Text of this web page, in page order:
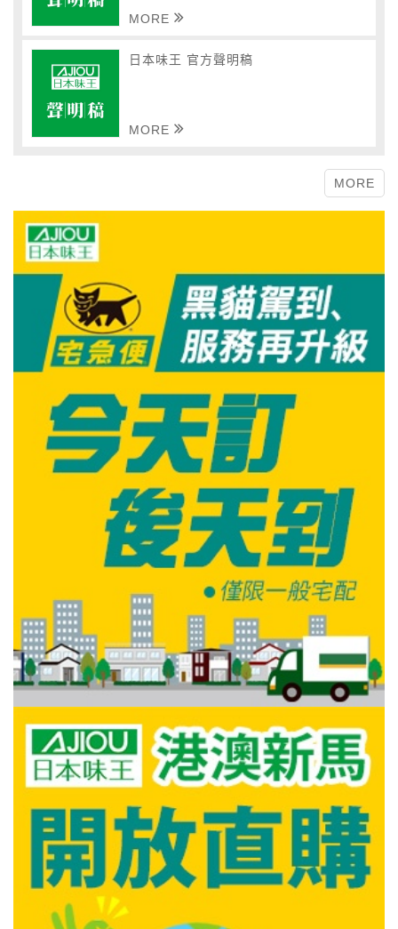
MORE
日本味王 官方聲明稿
MORE
MORE